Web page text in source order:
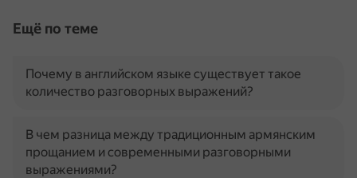
Ещё по теме
Почему в английском языке существует такое
количество разговорных выражений?
В чем разница между традиционным армянским
прощанием и современными разговорными
выражениями?